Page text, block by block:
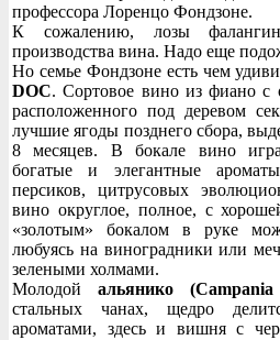
профессора Лоренцо Фондзоне.
К сожалению, лозы
производства вина. Надо еще
Но семье Фондзоне есть чем
DOC. Сортовое вино из фиано с
расположенного под деревом
лучшие ягоды позднего сбора,
8 месяцев. В бокале вино
богатые и элегантные
персиков, цитрусовых
вино округлое, полное, с
«золотым» бокалом в руке
любуясь на виноградники или
зелеными холмами.
Молодой альянико
стальных чанах, щедро
ароматами, здесь и вишня с